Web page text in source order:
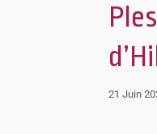
21 Juin